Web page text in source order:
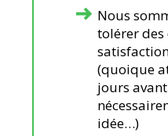
Nous
tolérer des
(quoique
jours
idée…)